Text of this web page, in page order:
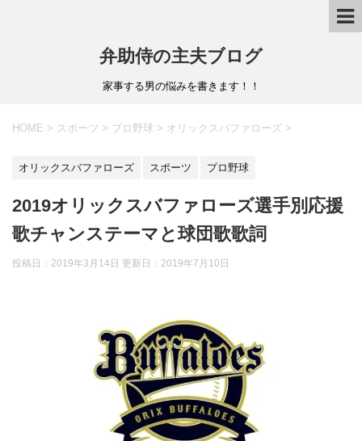
弁助侍の主夫ブログ
家事する男の悩みを書きます！！
HOME > スポーツ > プロ野球 > オリックスバファローズ >
オリックスバファローズ スポーツ プロ野球
2019オリックスバファローズ選手別応援
歌チャンステーマと球団歌歌詞
投稿日：2019年3月14日 更新日： 2019年7月10日